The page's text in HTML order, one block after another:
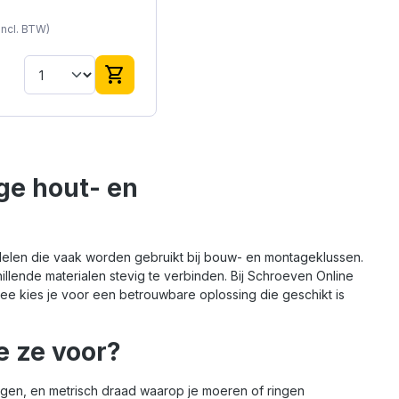
kan in hout of
met een plug in de
worden geschroefd
aan de andere
metrisch draad, waar
moer kan worden
zijn staal
worden
De 10 x 90
houtwerk waar
verankering in het
vereist is.
BTW)
shopping_cart
hout- en
die vaak worden gebruikt bij bouw- en montageklussen.
materialen stevig te verbinden. Bij Schroeven Online
kies je voor een betrouwbare oplossing die geschikt is
ze voor?
en metrisch draad waarop je moeren of ringen